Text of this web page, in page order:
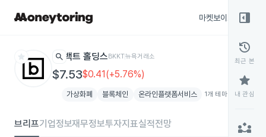
마켓보이스
star search 백트 홀딩스BKKT뉴욕거래소
$7.53$0.41(+5.76%)
가상화폐 블록체인 온라인플랫폼서비스 1개 테마 더보기add
브리프기업정보재무정보투자지표실적전망
right_panel_open
history
최근 본
star
내 관심
partner_exchange